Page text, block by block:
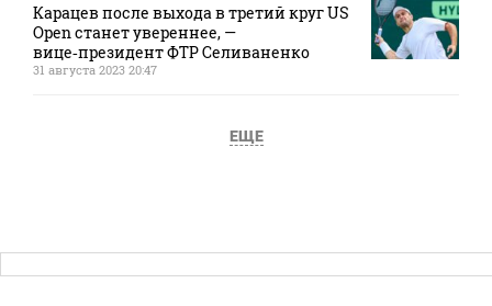
Карацев после выхода в третий круг US
Open станет увереннее, —
вице‑президент ФТР Селиваненко
31 августа 2023 20:47
ЕЩЕ